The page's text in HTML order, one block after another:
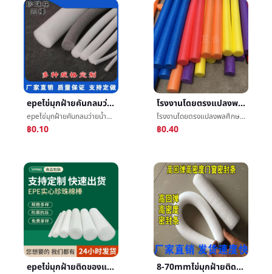
epeไข่มุกฝ้ายคันกลมว่ายน้ำติดผนังม่านการอุดรูรั่วติดลอรัลการกรอกวัสดุของแข็งคันกลม
epeไข่มุกฝ้ายคันกลมว่ายน้ำติดผนังม่านการอุดรูรั่วติดลอรัลการกรอกวัสดุของแข็งคันกลม
฿0.10
โรงงานโดยตรงแปลงพลศึกษาเกมโฟมติดepeความหนาแน่นสูงของแข็งสีไข่มุกฝ้ายว่ายน้ำการพยุงราคาติด
โรงงานโดยตรงแปลงพลศึกษาเกมโฟมติดepeความหนาแน่นสูงของแข็งสีไข่มุกฝ้ายว่ายน้ำการพยุงราคาติด
฿0.40
epeไข่มุกฝ้ายติดของแข็งฝ้ายหลอดการพยุงราคาผนังม่านประตูและหน้าต่างการกรอกโฟมฝ้ายติดงานแต่งงานการจัดดอกไม้โฟมติด 8-70mmไข่มุกฝ้ายติดของแข็งepeผนังม่านการอุดรูรั่วการพยุงราคาว่ายน้ำติดขาวสีสเปคสมบูรณ์